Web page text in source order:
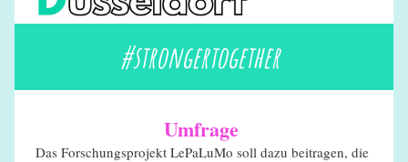
#strongertogether
Umfrage
Das Forschungsprojekt LePaLuMo soll dazu beitragen, die